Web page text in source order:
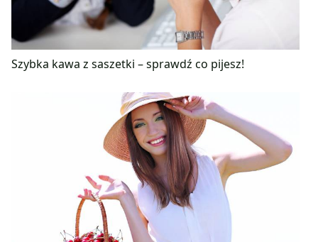
Szybka kawa z saszetki – sprawdź co pijesz!